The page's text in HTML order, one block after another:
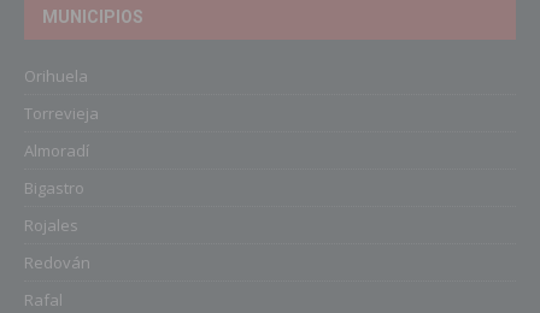
MUNICIPIOS
Orihuela
Torrevieja
Almoradí
Bigastro
Rojales
Redován
Rafal